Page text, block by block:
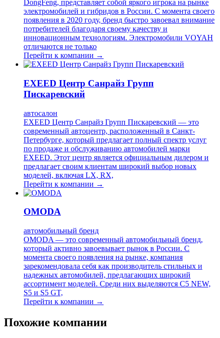
DongFeng, представляет собой яркого игрока на рынке
электромобилей и гибридов в России. С момента своего
появления в 2020 году, бренд быстро завоевал внимание
потребителей благодаря своему качеству и
инновационным технологиям. Электромобили VOYAH
отличаются не только
Перейти к компании →
EXEED Центр Санрайз Групп
Пискаревский
автосалон
EXEED Центр Санрайз Групп Пискаревский — это
современный автоцентр, расположенный в Санкт-
Петербурге, который предлагает полный спектр услуг
по продаже и обслуживанию автомобилей марки
EXEED. Этот центр является официальным дилером и
предлагает своим клиентам широкий выбор новых
моделей, включая LX, RX,
Перейти к компании →
OMODA
автомобильный бренд
OMODA — это современный автомобильный бренд,
который активно завоевывает рынок в России. С
момента своего появления на рынке, компания
зарекомендовала себя как производитель стильных и
надежных автомобилей, предлагающих широкий
ассортимент моделей. Среди них выделяются C5 NEW,
S5 и S5 GT,
Перейти к компании →
Похожие компании